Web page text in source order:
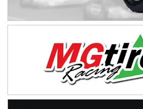
08/09-AGO
IAME SERIES ARGENTINA 6
Baradero (Buenos Aires)
Ciudad de Trenque Lauquen (Asfalto)
Trenque Lauquen (Buenos Aires)
ENTRERRIANO - F6 (POSTERGADA)